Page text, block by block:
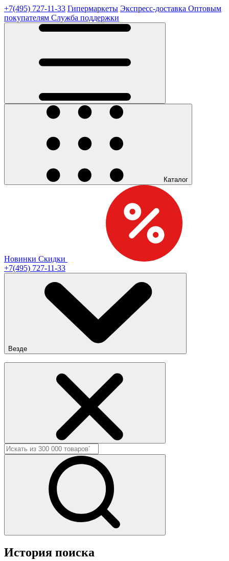
+7(495) 727-11-33 Гипермаркеты Экспресс-доставка Оптовым
покупателям Служба поддержки
Каталог
Новинки Скидки
+7(495) 727-11-33
Везде
История поиска